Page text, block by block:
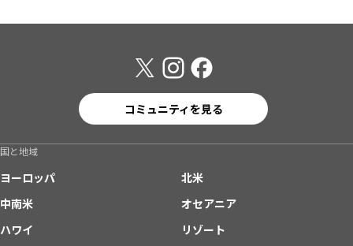
コミュニティを見る
国と地域
ヨーロッパ
北米
中南米
オセアニア
ハワイ
リゾート